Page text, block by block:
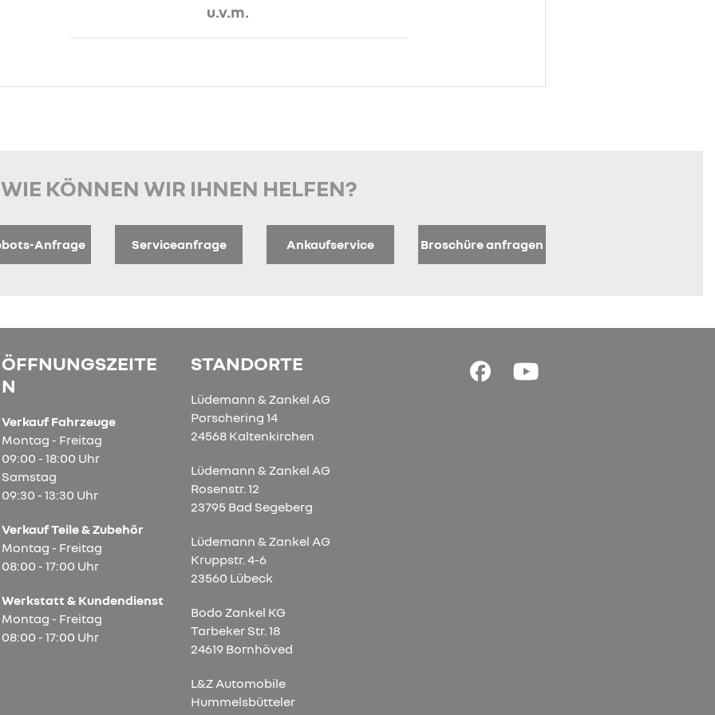
u.v.m.
WIE KÖNNEN WIR IHNEN HELFEN?
Anfrage Serviceanfrage Ankaufservice Broschüre anfragen
ÖFFNUNGSZEITE
N
Verkauf Fahrzeuge
Montag - Freitag
09:00 - 18:00 Uhr
Samstag
09:30 - 13:30 Uhr
Verkauf Teile & Zubehör
Montag - Freitag
08:00 - 17:00 Uhr
Werkstatt & Kundendienst
Montag - Freitag
08:00 - 17:00 Uhr
STANDORTE
Lüdemann & Zankel AG
Porschering 14
24568 Kaltenkirchen
Lüdemann & Zankel AG
Rosenstr. 12
23795 Bad Segeberg
Lüdemann & Zankel AG
Kruppstr. 4-6
23560 Lübeck
Bodo Zankel KG
Tarbeker Str. 18
24619 Bornhöved
L&Z Automobile
Hummelsbütteler